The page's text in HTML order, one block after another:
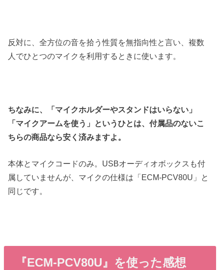
反対に、全方位の音を拾う性質を無指向性と言い、複数
人でひとつのマイクを利用するときに使います。
ちなみに、「マイクホルダーやスタンドはいらない」
「マイクアームを使う」というひとは、付属品のないこ
ちらの商品なら安く済みますよ。
本体とマイクコードのみ。USBオーディオボックスも付
属していませんが、マイクの仕様は「ECM-PCV80U」と
同じです。
『ECM-PCV80U』を使った感想